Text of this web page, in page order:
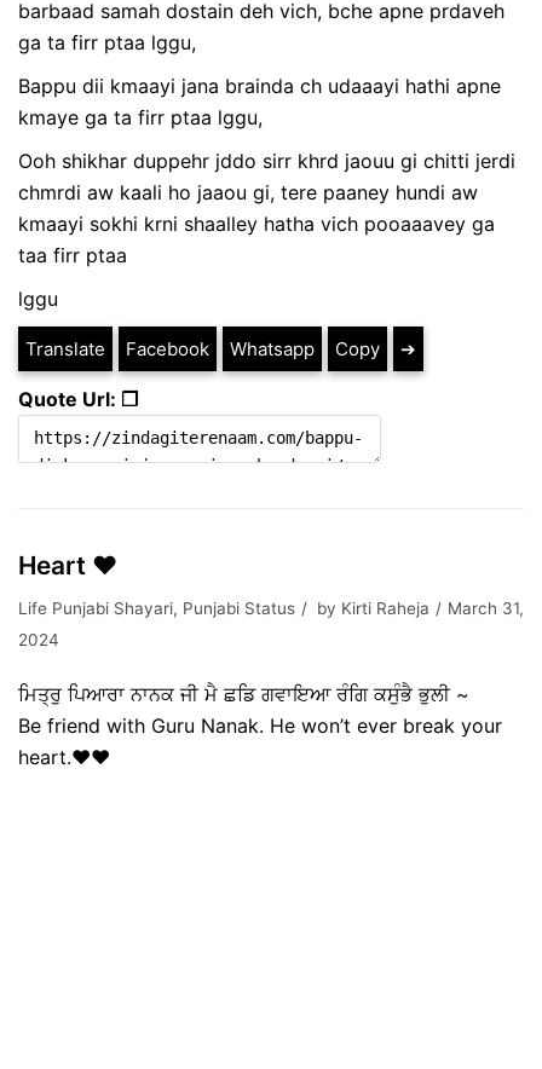
barbaad samah dostain deh vich, bche apne prdaveh
ga ta firr ptaa lggu,
Bappu dii kmaayi jana brainda ch udaaayi hathi apne
kmaye ga ta firr ptaa lggu,
Ooh shikhar duppehr jddo sirr khrd jaouu gi chitti jerdi
chmrdi aw kaali ho jaaou gi, tere paaney hundi aw
kmaayi sokhi krni shaalley hatha vich pooaaavey ga
taa firr ptaa
lggu
Translate Facebook Whatsapp Copy ➔
Quote Url: ❐
Heart ❤️
Life Punjabi Shayari, Punjabi Status by Kirti Raheja
March 31,
2024
ਮਿਤ੍ਰੁ ਪਿਆਰਾ ਨਾਨਕ ਜੀ ਮੈ ਛਡਿ ਗਵਾਇਆ ਰੰਗਿ ਕਸੁੰਭੈ ਭੁਲੀ ~
Be friend with Guru Nanak. He won’t ever break your
heart.❤️❤️